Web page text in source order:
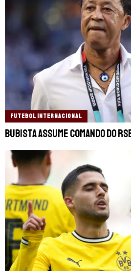
FUTEBOL INTERNACIONAL
Bubista assume comando do